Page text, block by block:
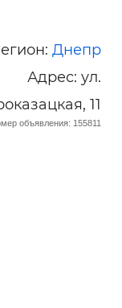
Днепр
Адрес: ул.
11
объявления: 155811